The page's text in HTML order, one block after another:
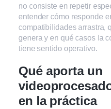
no consiste en repetir
entender cómo responde
compatibilidades arrastra,
genera y en qué casos la
tiene sentido operativo.
Qué aporta un
en la práctica